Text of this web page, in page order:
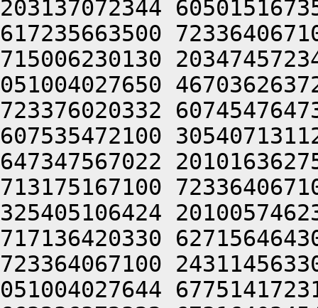
203137072344
617235663500
715006230130
051004027650
723376020332
607535472100
647347567022
713175167100
325405106424
717136420330
723364067100
051004027644